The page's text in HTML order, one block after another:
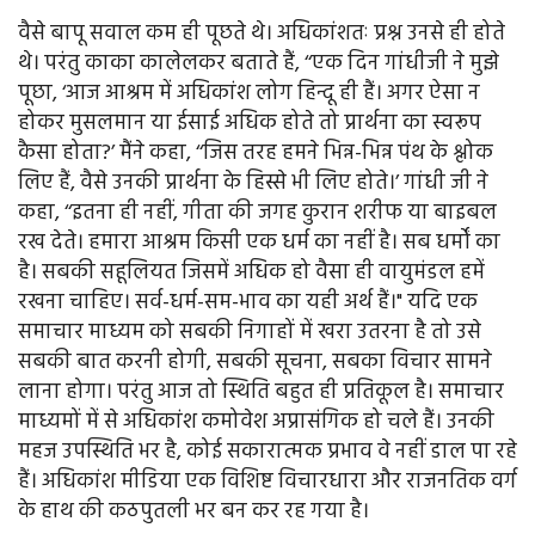
वैसे बापू सवाल कम ही पूछते थे। अधिकांशतः प्रश्न उनसे ही होते
थे। परंतु काका कालेलकर बताते हैं, ‘‘एक दिन गांधीजी ने मुझे
पूछा, ‘आज आश्रम में अधिकांश लोग हिन्दू ही हैं। अगर ऐसा न
होकर मुसलमान या ईसाई अधिक होते तो प्रार्थना का स्वरूप
कैसा होता?’ मैंने कहा, ‘‘जिस तरह हमने भिन्न-भिन्न पंथ के श्लोक
लिए हैं, वैसे उनकी प्रार्थना के हिस्से भी लिए होते।’ गांधी जी ने
कहा, ‘‘इतना ही नहीं, गीता की जगह कुरान शरीफ या बाइबल
रख देते। हमारा आश्रम किसी एक धर्म का नहीं है। सब धर्मों का
है। सबकी सहूलियत जिसमें अधिक हो वैसा ही वायुमंडल हमें
रखना चाहिए। सर्व-धर्म-सम-भाव का यही अर्थ हैं।" यदि एक
समाचार माध्यम को सबकी निगाहों में खरा उतरना है तो उसे
सबकी बात करनी होगी, सबकी सूचना, सबका विचार सामने
लाना होगा। परंतु आज तो स्थिति बहुत ही प्रतिकूल है। समाचार
माध्यमों में से अधिकांश कमोवेश अप्रासंगिक हो चले हैं। उनकी
महज उपस्थिति भर है, कोई सकारात्मक प्रभाव वे नहीं डाल पा रहे
हैं। अधिकांश मीडिया एक विशिष्ट विचारधारा और राजनतिक वर्ग
के हाथ की कठपुतली भर बन कर रह गया है।